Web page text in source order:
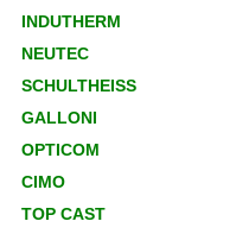
INDUTHERM
NEUTEC
SCHULTHEISS
GALLONI
OPTICOM
CIMO
TOP CAST